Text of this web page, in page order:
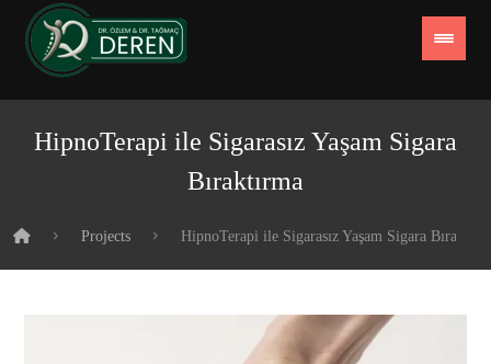
HipnoTerapi ile Sigarasız Yaşam Sigara
Bıraktırma
Projects HipnoTerapi ile Sigarasız Yaşam Sigara